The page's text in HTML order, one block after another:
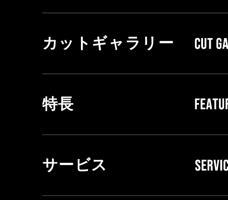
カットギャラリー
特長
サービス